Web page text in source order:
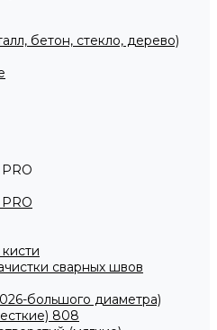
бетон, стекло, дерево)
сварных швов
большого диаметра)
808